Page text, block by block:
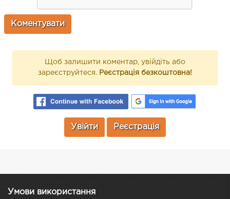
Щоб залишити коментар, увійдіть або
зареєструйтеся. Реєстрація безкоштовна!
Увійти Реєстрація
Умови використання